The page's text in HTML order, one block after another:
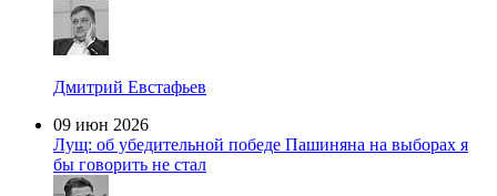
Дмитрий Евстафьев
09 июн 2026
Лущ: об убедительной победе Пашиняна на выборах я
бы говорить не стал